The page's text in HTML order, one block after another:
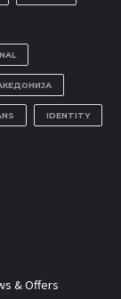
IDENTITY
& Offers